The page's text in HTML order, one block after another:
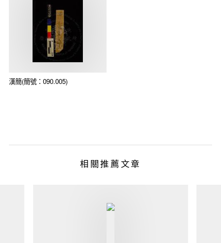
漢簡(簡號：090.005)
相關推薦文章